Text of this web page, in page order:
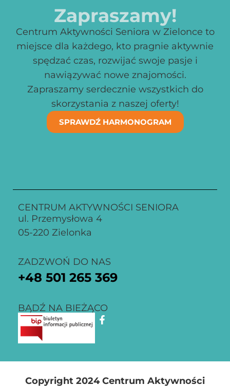
Zapraszamy!
Centrum Aktywności Seniora w Zielonce to
miejsce dla każdego, kto pragnie aktywnie
spędzać czas, rozwijać swoje pasje i
nawiązywać nowe znajomości.
Zapraszamy serdecznie wszystkich do
skorzystania z naszej oferty!
SPRAWDŹ HARMONOGRAM
CENTRUM AKTYWNOŚCI SENIORA
ul. Przemysłowa 4
05-220 Zielonka
ZADZWOŃ DO NAS
+48 501 265 369
BĄDŹ NA BIEŻĄCO
Copyright 2024 Centrum Aktywności